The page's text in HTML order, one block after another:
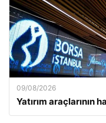
09/08/2026
Yatırım araçlarının